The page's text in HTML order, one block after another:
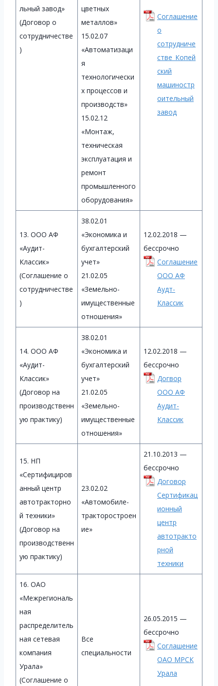
льный завод»
(Договор о
сотрудничестве
)
цветных
металлов»
15.02.07
«Автоматизаци
я
технологически
х процессов и
производств»
15.02.12
«Монтаж,
техническая
эксплуатация и
ремонт
промышленного
оборудования»
Соглашение
о
сотрудниче
стве_Копей
ский
машиностр
оительный
завод
13. ООО АФ
«Аудит-
Классик»
(Соглашение о
сотрудничестве
)
38.02.01
«Экономика и
бухгалтерский
учет»
21.02.05
«Земельно-
имущественные
отношения»
12.02.2018 —
бессрочно
Соглашение
ООО АФ
Аудт-
Классик
14. ООО АФ
«Аудит-
Классик»
(Договор на
производственн
ую практику)
38.02.01
«Экономика и
бухгалтерский
учет»
21.02.05
«Земельно-
имущественные
отношения»
12.02.2018 —
бессрочно
Догвор
ООО АФ
Аудит-
Классик
15. НП
«Сертифициров
анный центр
автотракторно
й техники»
(Договор на
производственн
ую практику)
23.02.02
«Автомобиле-
тракторостроен
ие»
21.10.2013 —
бессрочно
Договор
Сертификац
ионный
центр
автотракто
рной
техники
16. ОАО
«Межрегиональ
ная
распределитель
ная сетевая
компания
Урала»
(Соглашение о
Все
специальности
26.05.2015 —
бессрочно
Соглашение
ОАО МРСК
Урала